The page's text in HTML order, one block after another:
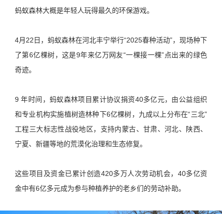
蚂蚁森林大概是年轻人玩得最久的环保游戏。
4月22日，蚂蚁森林在河北丰宁举行“2025春种活动”，现场种下
了第6亿棵树，这是9年来亿万网友“一棵接一棵”点出来的绿色
奇迹。
9 年时间，蚂蚁森林项目累计协议捐资40多亿元，由公益组织
和专业机构实施植树造林种下6亿棵树，九成以上分布在“三北”
工程三大标志性战役地区，支持内蒙古、甘肃、河北、陕西、
宁夏、新疆等地的荒漠化治理和生态修复。
这些项目及资金已累计创造420多万人次劳动机会，40多亿资
金中有6亿多元成为参与种植养护的老乡们的劳动补助。